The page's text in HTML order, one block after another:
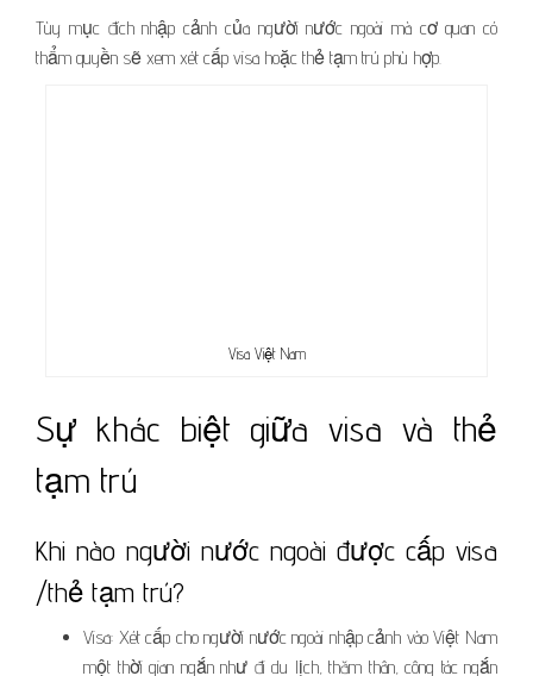
Tùy mục đích nhập cảnh của người nước ngoài mà cơ quan có
thẩm quyền sẽ xem xét cấp visa hoặc thẻ tạm trú phù hợp.
Visa Việt Nam
Sự khác biệt giữa visa và thẻ
tạm trú
Khi nào người nước ngoài được cấp visa
/thẻ tạm trú?
Visa: Xét cấp cho người nước ngoài nhập cảnh vào Việt Nam
một thời gian ngắn như đi du lịch, thăm thân, công tác ngắn